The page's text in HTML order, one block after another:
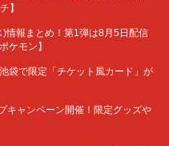
】
)情報まとめ！第1弾は8月5日配信
ケモン】
袋で限定「チケット風カード」が
キャンペーン開催！限定グッズや